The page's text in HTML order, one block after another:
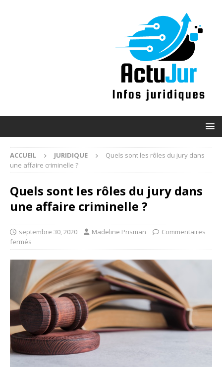
ACCUEIL JURIDIQUE
Quels sont les rôles du jury dans
une affaire criminelle ?
Quels sont les rôles du jury dans
une affaire criminelle ?
septembre 30, 2020 Madeline Prisman
Commentaires
fermés